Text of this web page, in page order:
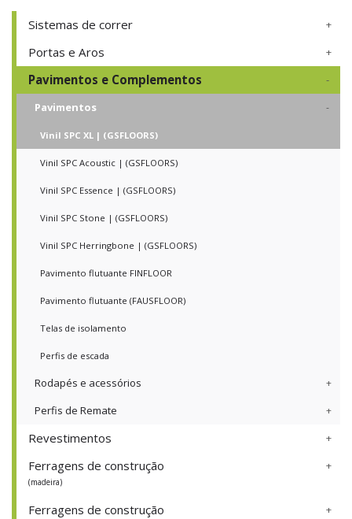
Sistemas de correr
Portas e Aros
Pavimentos e Complementos
Pavimentos
Vinil SPC XL | (GSFLOORS)
Vinil SPC Acoustic | (GSFLOORS)
Vinil SPC Essence | (GSFLOORS)
Vinil SPC Stone | (GSFLOORS)
Vinil SPC Herringbone | (GSFLOORS)
Pavimento flutuante FINFLOOR
Pavimento flutuante (FAUSFLOOR)
Telas de isolamento
Perfis de escada
Rodapés e acessórios
Perfis de Remate
Revestimentos
Ferragens de construção
(madeira)
Ferragens de construção